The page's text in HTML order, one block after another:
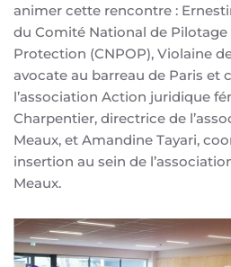
animer cette rencontre :
du Comité National de Pilotage
Protection (CNPOP), Violaine
avocate au barreau de Paris et
l’association Action juridique
Charpentier, directrice de
Meaux, et Amandine Tayari,
insertion au sein de
Meaux.